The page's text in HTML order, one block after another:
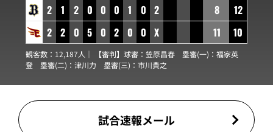
2 1 2 0 0 0 1 0 2
2 2 0 5 0 2 0 0 X
8
12
11
10
観客数：12,187人｜ 【審判】球審： 笠原昌春 塁審(一)： 福家英
登 塁審(二)： 津川力 塁審(三)： 市川貴之
試合速報メール